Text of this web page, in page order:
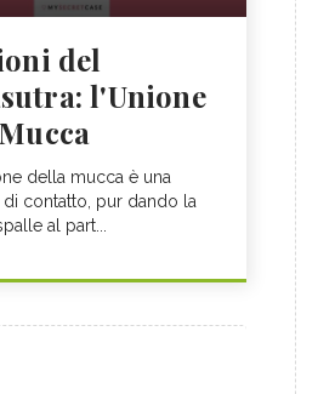
del
l'Unione
della mucca è una
contatto, pur dando la
al part...